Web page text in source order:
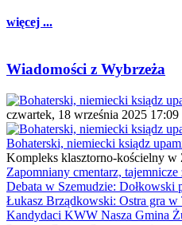
więcej ...
Wiadomości z Wybrzeża
czwartek, 18 września 2025 17:09
Bohaterski, niemiecki ksiądz
Kompleks klasztorno-kościelny w
Zapomniany cmentarz,
Debata w Szemudzie:
Łukasz Brządkowski: Ostra gra w
Kandydaci KWW Nasza Gmina